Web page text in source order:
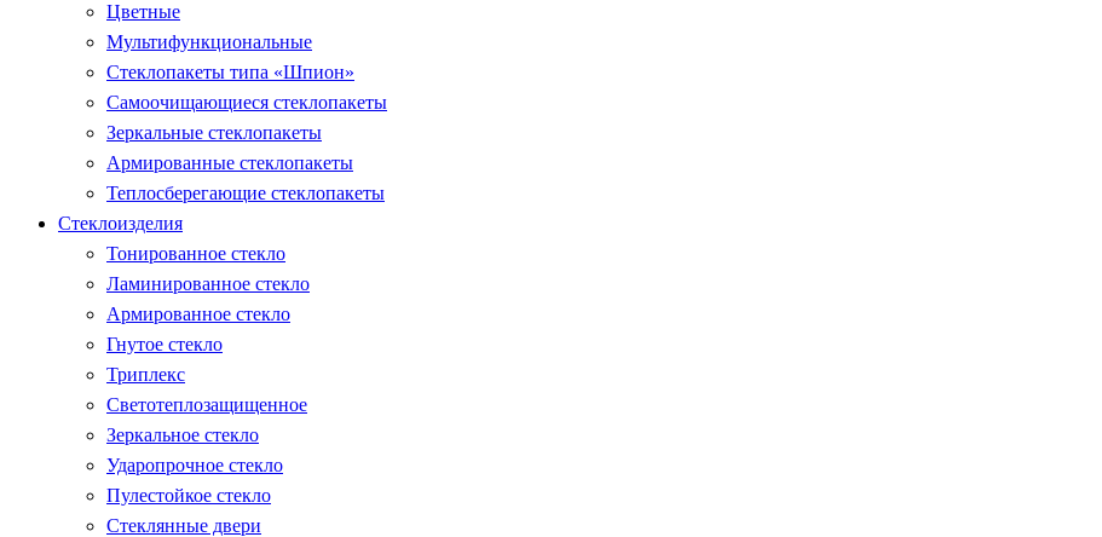
Цветные
Мультифункциональные
Стеклопакеты типа «Шпион»
Самоочищающиеся стеклопакеты
Зеркальные стеклопакеты
Армированные стеклопакеты
Теплосберегающие стеклопакеты
Стеклоизделия
Тонированное стекло
Ламинированное стекло
Армированное стекло
Гнутое стекло
Триплекс
Светотеплозащищенное
Зеркальное стекло
Ударопрочное стекло
Пулестойкое стекло
Стеклянные двери